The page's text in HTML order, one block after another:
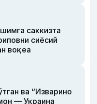
саккизта
сиёсий
воқеа
ва “Изварино
— Украина